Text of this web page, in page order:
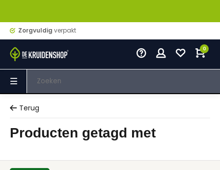
Zorgvuldig verpakt
0
Terug
Producten getagd met